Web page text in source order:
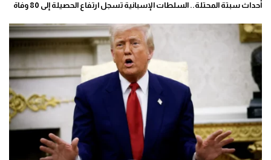
أحداث سبتة المحتلة.. السلطات الإسبانية تسجل ارتفاع الحصيلة إلى 80 وفاة